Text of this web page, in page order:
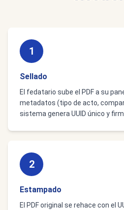
1
Sellado
El fedatario sube el PDF a su
metadatos (tipo de acto,
sistema genera UUID único y
2
Estampado
El PDF original se rehace con el